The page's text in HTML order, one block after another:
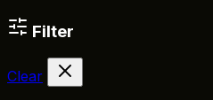
Filter
Clear